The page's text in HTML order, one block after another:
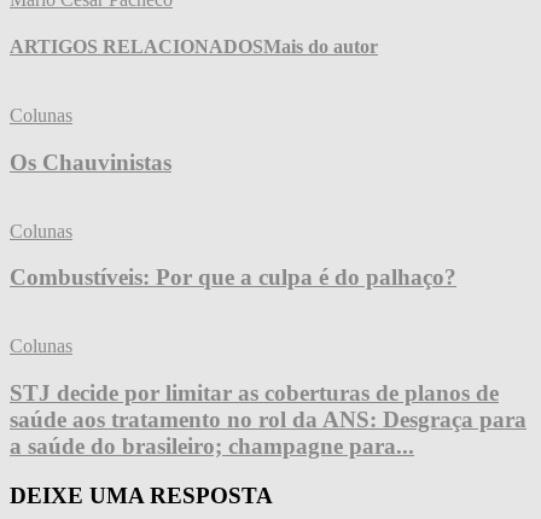
ARTIGOS RELACIONADOSMais do autor
Colunas
Os Chauvinistas
Colunas
Combustíveis: Por que a culpa é do palhaço?
Colunas
STJ decide por limitar as coberturas de planos de
saúde aos tratamento no rol da ANS: Desgraça para
a saúde do brasileiro; champagne para...
DEIXE UMA RESPOSTA